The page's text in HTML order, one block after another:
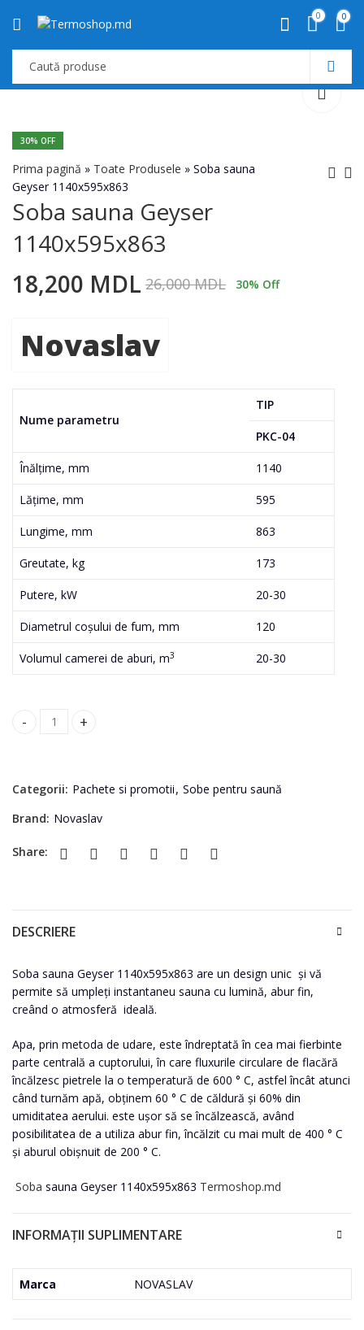
0 0
30% OFF
Prima pagină » Toate Produsele » Soba sauna
Geyser 1140x595x863
Soba sauna Geyser
1140x595x863
18,200 MDL 26,000MDL 30% Off
Novaslav
Nume parametru
TIP
PKC-04
Înălțime, mm 1140
Lățime, mm 595
Lungime, mm 863
Greutate, kg 173
Putere, kW 20-30
Diametrul coșului de fum, mm 120
Volumul camerei de aburi, m3 20-30
Soba sauna Geyser 1140x595x863 quantity
Categorii: Pachete si promotii, Sobe pentru saună
Brand: Novaslav
Share:
DESCRIERE
Soba sauna Geyser 1140x595x863 are un design unic și vă
permite să umpleți instantaneu sauna cu lumină, abur fin,
creând o atmosferă ideală.
Apa, prin metoda de udare, este îndreptată în cea mai fierbinte
parte centrală a cuptorului, în care fluxurile circulare de flacără
încălzesc pietrele la o temperatură de 600 ° C, astfel încât atunci
când turnăm apă, obținem 60 ° C de căldură și 60% din
umiditatea aerului. este ușor să se încălzească, având
posibilitatea de a utiliza abur fin, încălzit cu mai mult de 400 ° C
și aburul obișnuit de 200 ° C.
Soba sauna Geyser 1140x595x863 Termoshop.md
INFORMAȚII SUPLIMENTARE
Marca NOVASLAV